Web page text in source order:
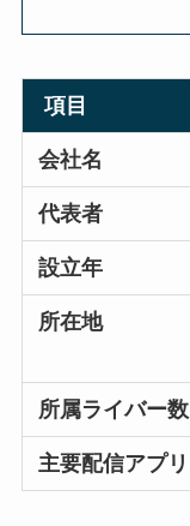
項目
会社名
代表者
設立年
所在地
所属ライバー数
主要配信アプリ